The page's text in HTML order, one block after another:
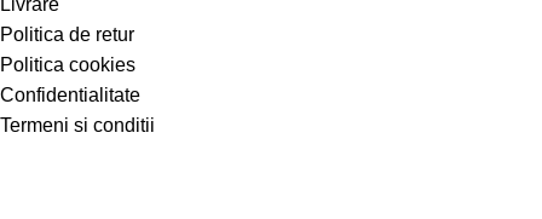
Livrare
Politica de retur
Politica cookies
Confidentialitate
Termeni si conditii